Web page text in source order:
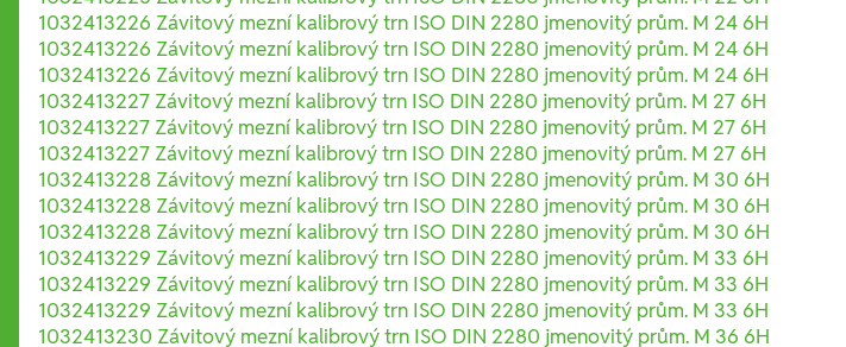
1032413226 Závitový mezní kalibrový trn ISO DIN 2280 jmenovitý prům. M 24 6H
1032413226 Závitový mezní kalibrový trn ISO DIN 2280 jmenovitý prům. M 24 6H
1032413226 Závitový mezní kalibrový trn ISO DIN 2280 jmenovitý prům. M 24 6H
1032413227 Závitový mezní kalibrový trn ISO DIN 2280 jmenovitý prům. M 27 6H
1032413227 Závitový mezní kalibrový trn ISO DIN 2280 jmenovitý prům. M 27 6H
1032413227 Závitový mezní kalibrový trn ISO DIN 2280 jmenovitý prům. M 27 6H
1032413228 Závitový mezní kalibrový trn ISO DIN 2280 jmenovitý prům. M 30 6H
1032413228 Závitový mezní kalibrový trn ISO DIN 2280 jmenovitý prům. M 30 6H
1032413228 Závitový mezní kalibrový trn ISO DIN 2280 jmenovitý prům. M 30 6H
1032413229 Závitový mezní kalibrový trn ISO DIN 2280 jmenovitý prům. M 33 6H
1032413229 Závitový mezní kalibrový trn ISO DIN 2280 jmenovitý prům. M 33 6H
1032413229 Závitový mezní kalibrový trn ISO DIN 2280 jmenovitý prům. M 33 6H
1032413230 Závitový mezní kalibrový trn ISO DIN 2280 jmenovitý prům. M 36 6H